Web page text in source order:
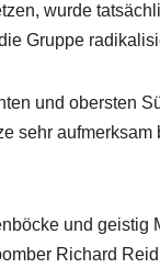
wurde
Gruppe
und obersten
sehr
und
Richard